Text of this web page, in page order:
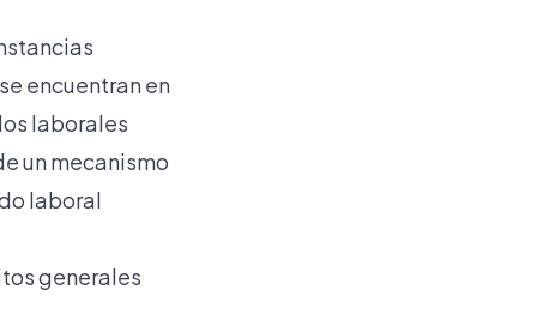
encuentran en
laborales
un mecanismo
laboral
generales